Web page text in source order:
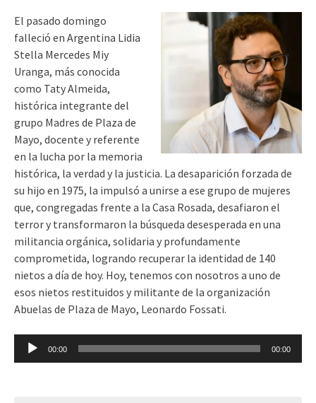
El pasado domingo
falleció en Argentina Lidia
Stella Mercedes Miy
Uranga, más conocida
como Taty Almeida,
histórica integrante del
grupo Madres de Plaza de
Mayo, docente y referente
en la lucha por la memoria
histórica, la verdad y la justicia. La desaparición forzada de
su hijo en 1975, la impulsó a unirse a ese grupo de mujeres
que, congregadas frente a la Casa Rosada, desafiaron el
terror y transformaron la búsqueda desesperada en una
militancia orgánica, solidaria y profundamente
comprometida, logrando recuperar la identidad de 140
nietos a día de hoy. Hoy, tenemos con nosotros a uno de
esos nietos restituidos y militante de la organización
Abuelas de Plaza de Mayo, Leonardo Fossati.
Reproductor
00:00 00:00